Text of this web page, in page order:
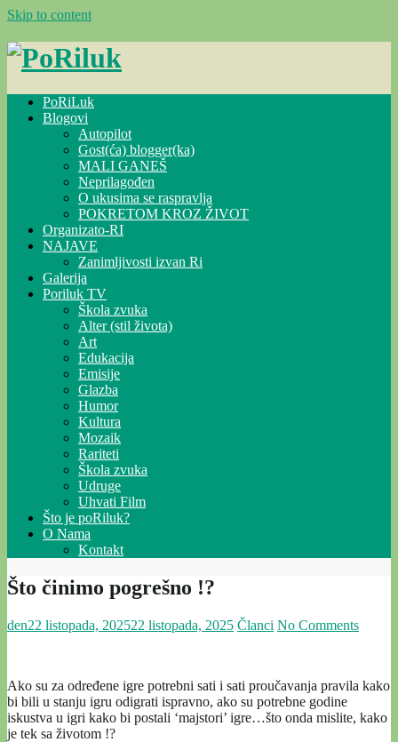
Skip to content
PoRiLuk
Blogovi
Autopilot
Gost(ća) blogger(ka)
MALI GANEŠ
Neprilagođen
O ukusima se raspravlja
POKRETOM KROZ ŽIVOT
Organizato-RI
NAJAVE
Zanimljivosti izvan Ri
Galerija
Poriluk TV
Škola zvuka
Alter (stil života)
Art
Edukacija
Emisije
Glazba
Humor
Kultura
Mozaik
Rariteti
Škola zvuka
Udruge
Uhvati Film
Što je poRiluk?
O Nama
Kontakt
Što činimo pogrešno !?
den22 listopada, 202522 listopada, 2025 Članci No Comments
Ako su za određene igre potrebni sati i sati proučavanja pravila kako
bi bili u stanju igru odigrati ispravno, ako su potrebne godine
iskustva u igri kako bi postali ‘majstori’ igre…što onda mislite, kako
je tek sa životom !?